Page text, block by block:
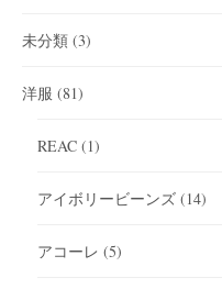
未分類 (3)
洋服 (81)
REAC (1)
アイボリービーンズ (14)
アコーレ (5)